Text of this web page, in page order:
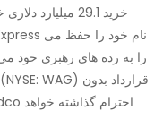
(NYSE: WAG) قرارداد بدون